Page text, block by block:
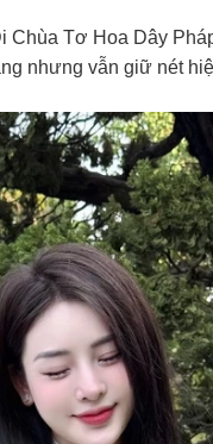
Tơ Hoa Dây
nhưng vẫn giữ nét